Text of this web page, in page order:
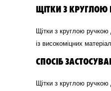
ЩІТКИ З
Щітки з круглою
із високоміцних
СПОСІБ
Щітки з круглою